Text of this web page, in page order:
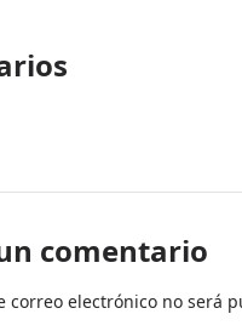
comentario
correo electrónico no será